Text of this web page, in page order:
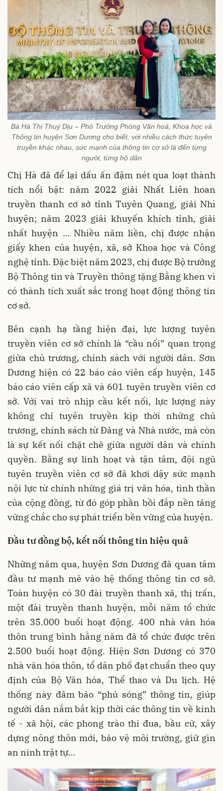
Bà Hà Thị Thuý Dịu – Phó Trưởng Phòng Văn hoá, Khoa học và
Thông tin huyện Sơn Dương cho biết, với nhiều cách thức tuyên
truyền khác nhau, sức mạnh của thông tin cơ sở là đến từng
người, từng hộ dân
Chị Hà đã để lại dấu ấn đậm nét qua loạt thành
tích nổi bật: năm 2022 giải Nhất Liên hoan
truyền thanh cơ sở tỉnh Tuyên Quang, giải Nhì
huyện; năm 2023 giải khuyến khích tỉnh, giải
nhất huyện … Nhiều năm liền, chị được nhận
giấy khen của huyện, xã, sở Khoa học và Công
nghệ tỉnh. Đặc biệt năm 2023, chị được Bộ trưởng
Bộ Thông tin và Truyền thông tặng Bằng khen vì
có thành tích xuất sắc trong hoạt động thông tin
cơ sở.
Bên cạnh hạ tầng hiện đại, lực lượng tuyên
truyền viên cơ sở chính là “cầu nối” quan trọng
giữa chủ trương, chính sách với người dân. Sơn
Dương hiện có 22 báo cáo viên cấp huyện, 145
báo cáo viên cấp xã và 601 tuyên truyền viên cơ
sở. Với vai trò nhịp cầu kết nối, lực lượng này
không chỉ tuyên truyền kịp thời những chủ
trương, chính sách từ Đảng và Nhà nước, mà còn
là sự kết nối chặt chẽ giữa người dân và chính
quyền. Bằng sự linh hoạt và tận tâm, đội ngũ
tuyên truyền viên cơ sở đã khơi dậy sức mạnh
nội lực từ chính những giá trị văn hóa, tinh thần
của cộng đồng, từ đó góp phần bồi đắp nền tảng
vững chắc cho sự phát triển bền vững của huyện.
Đầu tư đồng bộ, kết nối thông tin hiệu quả
Những năm qua, huyện Sơn Dương đã quan tâm
đầu tư mạnh mẽ vào hệ thống thông tin cơ sở.
Toàn huyện có 30 đài truyền thanh xã, thị trấn,
một đài truyền thanh huyện, mỗi năm tổ chức
trên 35.000 buổi hoạt động. 400 nhà văn hóa
thôn trung bình hằng năm đã tổ chức được trên
2.500 buổi hoạt động. Hiện Sơn Dương có 370
nhà văn hóa thôn, tổ dân phố đạt chuẩn theo quy
định của Bộ Văn hóa, Thể thao và Du lịch. Hệ
thống này đảm bảo “phủ sóng” thông tin, giúp
người dân nắm bắt kịp thời các thông tin về kinh
tế - xã hội, các phong trào thi đua, bầu cử, xây
dựng nông thôn mới, bảo vệ môi trường, giữ gìn
an ninh trật tự…